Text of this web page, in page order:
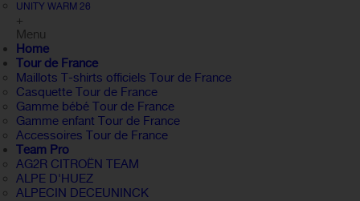
UNITY WARM 26
+
Menu
Home
Tour de France
Maillots T-shirts officiels Tour de France
Casquette Tour de France
Gamme bébé Tour de France
Gamme enfant Tour de France
Accessoires Tour de France
Team Pro
AG2R CITROËN TEAM
ALPE D'HUEZ
ALPECIN DECEUNINCK